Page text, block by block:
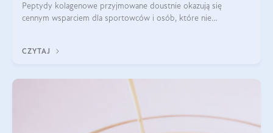
Peptydy kolagenowe przyjmowane doustnie okazują się
cennym wsparciem dla sportowców i osób, które nie
CZYTAJ